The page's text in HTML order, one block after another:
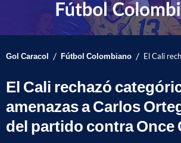
Gol Caracol / Fútbol Colombiano / El Cali
El Cali rechazó
amenazas a Carlos
del partido contra Once